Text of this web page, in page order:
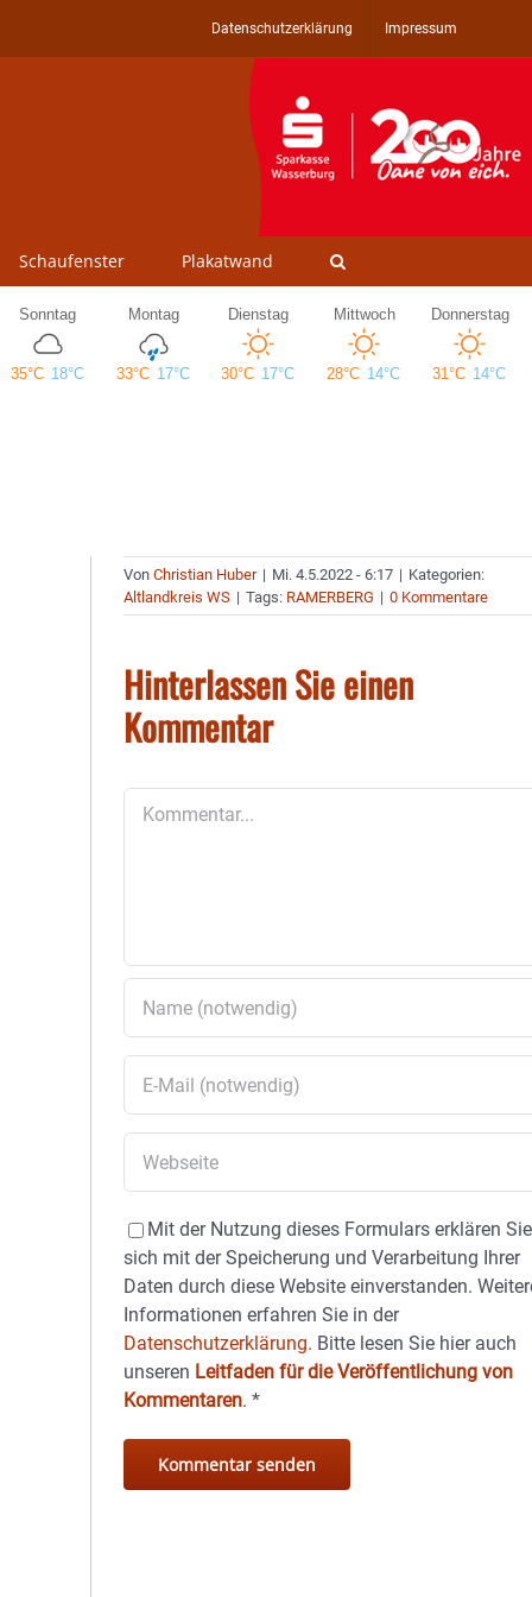
Datenschutzerklärung Impressum
Schaufenster Plakatwand
VonChristian Huber | Mi. 4.5.2022 - 6:17 | Kategorien:
Altlandkreis WS | Tags: RAMERBERG | 0 Kommentare
Hinterlassen Sie einen
Kommentar
Mit der Nutzung dieses Formulars erklären Sie
sich mit der Speicherung und Verarbeitung Ihrer
Daten durch diese Website einverstanden.
Informationen erfahren Sie in der
Datenschutzerklärung. Bitte lesen Sie hier auch
unseren Leitfaden für die Veröffentlichung von
Kommentaren.*